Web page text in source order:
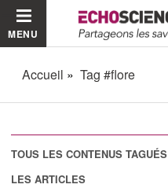
MENU
Accueil Tag #flore
TOUS LES CONTENUS TAGUÉS
LES ARTICLES